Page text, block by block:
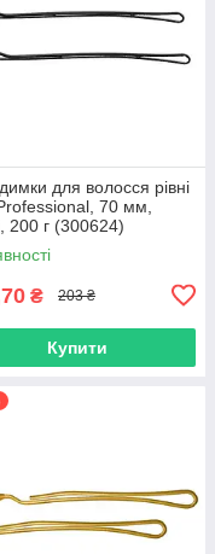
для волосся рівні
70 мм,
200 г (300624)
₴ 203 ₴
Купити